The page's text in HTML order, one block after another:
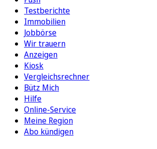
Testberichte
Immobilien
Jobbörse
Wir trauern
Anzeigen
Kiosk
Vergleichsrechner
Bütz Mich
Hilfe
Online-Service
Meine Region
Abo kündigen